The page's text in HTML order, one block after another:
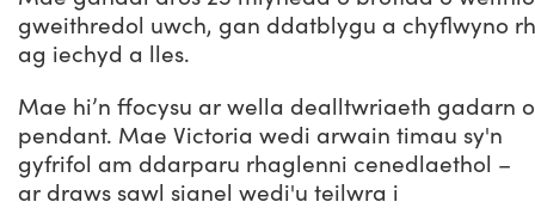
gweithredol uwch, gan ddatblygu a chyflwyno
ag iechyd a lles.
Mae hi’n ffocysu ar wella dealltwriaeth
pendant. Mae Victoria wedi arwain timau sy'n
gyfrifol am ddarparu rhaglenni cenedlaethol –
ar draws sawl sianel wedi'u teilwra i